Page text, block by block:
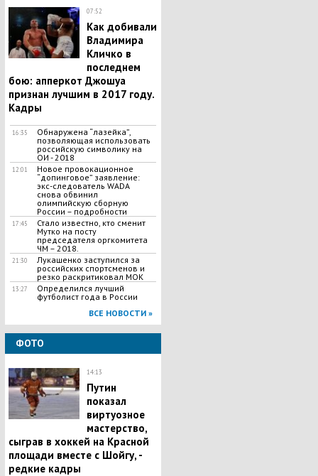
07:52
Как добивали
Владимира
Кличко в
последнем
бою: апперкот Джошуа
признан лучшим в 2017 году.
Кадры
16:35
Обнаружена “лазейка”,
позволяющая использовать
российскую символику на
ОИ - 2018
12:01
Новое провокационное
“допинговое” заявление:
экс-следователь WADA
снова обвинил
олимпийскую сборную
России – подробности
17:45
Стало известно, кто сменит
Мутко на посту
председателя оргкомитета
ЧМ – 2018.
21:30
Лукашенко заступился за
российских спортсменов и
резко раскритиковал МОК
13:27
Определился лучший
футболист года в России
ВСЕ НОВОСТИ »
ФОТО
14:13
Путин
показал
виртуозное
мастерство,
сыграв в хоккей на Красной
площади вместе с Шойгу, -
редкие кадры